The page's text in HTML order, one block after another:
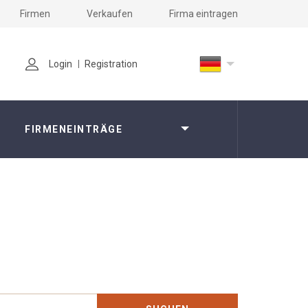
Firmen Verkaufen Firma eintragen
Login Registration
FIRMENEINTRÄGE